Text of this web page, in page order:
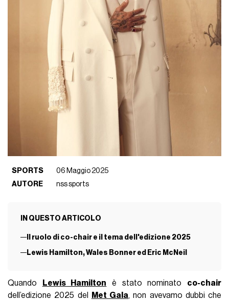
SPORTS
06 Maggio 2025
AUTORE
nss sports
IN QUESTO ARTICOLO
Il ruolo di co-chair e il tema dell'edizione 2025
Lewis Hamilton, Wales Bonner ed Eric McNeil
Quando Lewis Hamilton è stato nominato co-chair
dell’edizione 2025 del
Met Gala, non avevamo dubbi che